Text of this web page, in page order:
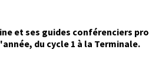
et ses guides conférenciers
du cycle 1 à la Terminale.